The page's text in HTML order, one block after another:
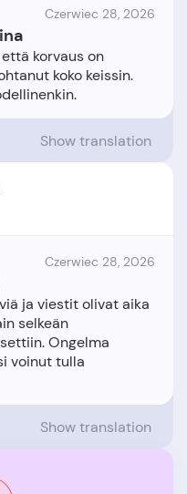
Czerwiec 28, 2026
korvaus on
koko keissin.
Show translation
Czerwiec 28, 2026
ja viestit olivat aika
selkeän
Ongelma
voinut tulla
Show translation